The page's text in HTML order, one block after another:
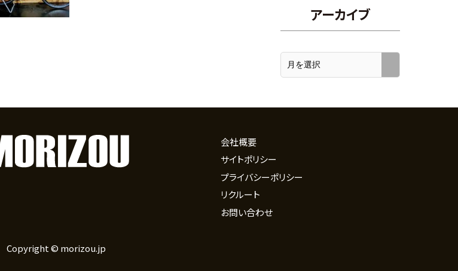
アーカイブ
会社概要
サイトポリシー
プライバシーポリシー
リクルート
お問い合わせ
Copyright © morizou.jp